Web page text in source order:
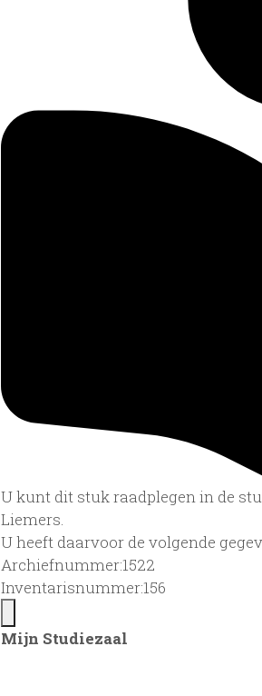
U kunt dit stuk raadplegen in de
Liemers.
U heeft daarvoor de volgende
Archiefnummer:1522
Inventarisnummer:156
Mijn Studiezaal